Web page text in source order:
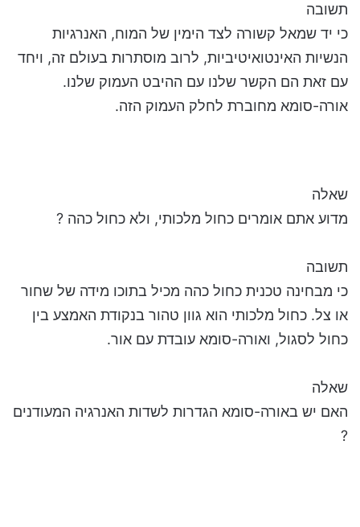
תשובה
כי יד שמאל קשורה לצד הימין של המוח, האנרגיות
הנשיות האינטואיטיביות, לרוב מוסתרות בעולם זה, ויחד
עם זאת הם הקשר שלנו עם ההיבט העמוק שלנו.
אורה-סומא מחוברת לחלק העמוק הזה.
שאלה
מדוע אתם אומרים כחול מלכותי, ולא כחול כהה ?
תשובה
כי מבחינה טכנית כחול כהה מכיל בתוכו מידה של שחור
או צל. כחול מלכותי הוא גוון טהור בנקודת האמצע בין
כחול לסגול, ואורה-סומא עובדת עם אור.
שאלה
האם יש באורה-סומא הגדרות לשדות האנרגיה המעודנים
?